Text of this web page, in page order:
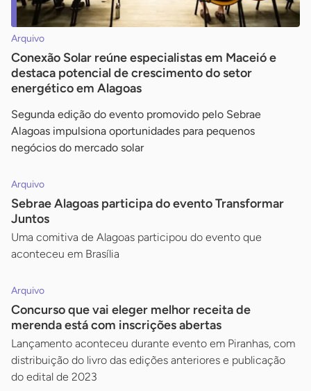
Arquivo
Conexão Solar reúne especialistas em Maceió e
destaca potencial de crescimento do setor
energético em Alagoas
Segunda edição do evento promovido pelo Sebrae
Alagoas impulsiona oportunidades para pequenos
negócios do mercado solar
Arquivo
Sebrae Alagoas participa do evento Transformar
Juntos
Uma comitiva de Alagoas participou do evento que
aconteceu em Brasília
Arquivo
Concurso que vai eleger melhor receita de
merenda está com inscrições abertas
Lançamento aconteceu durante evento em Piranhas, com
distribuição do livro das edições anteriores e publicação
do edital de 2023